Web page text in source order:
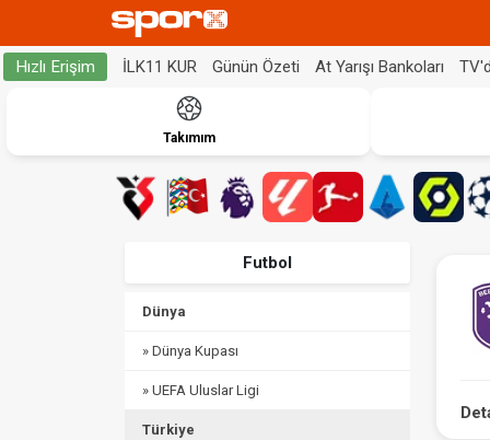
Hızlı Erişim İLK11 KUR Günün Özeti At Yarışı Bankoları
Takımım
Futbol
Dünya
» Dünya Kupası
» UEFA Uluslar Ligi
Türkiye